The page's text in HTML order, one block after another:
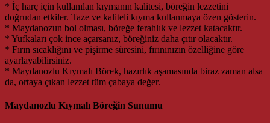
* İç harç için kullanılan kıymanın kalitesi, böreğin lezzetini
doğrudan etkiler. Taze ve kaliteli kıyma kullanmaya özen gösterin.
* Maydanozun bol olması, böreğe ferahlık ve lezzet katacaktır.
* Yufkaları çok ince açarsanız, böreğiniz daha çıtır olacaktır.
* Fırın sıcaklığını ve pişirme süresini, fırınınızın özelliğine göre
ayarlayabilirsiniz.
* Maydanozlu Kıymalı Börek, hazırlık aşamasında biraz zaman alsa
da, ortaya çıkan lezzet tüm çabaya değer.
Maydanozlu Kıymalı Böreğin Sunumu